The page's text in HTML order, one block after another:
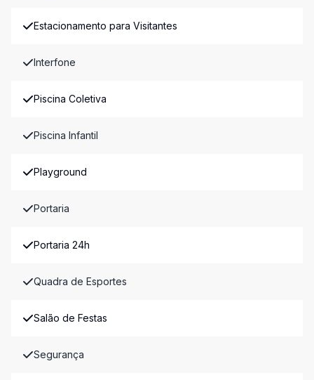
Estacionamento para Visitantes
Interfone
Piscina Coletiva
Piscina Infantil
Playground
Portaria
Portaria 24h
Quadra de Esportes
Salão de Festas
Segurança